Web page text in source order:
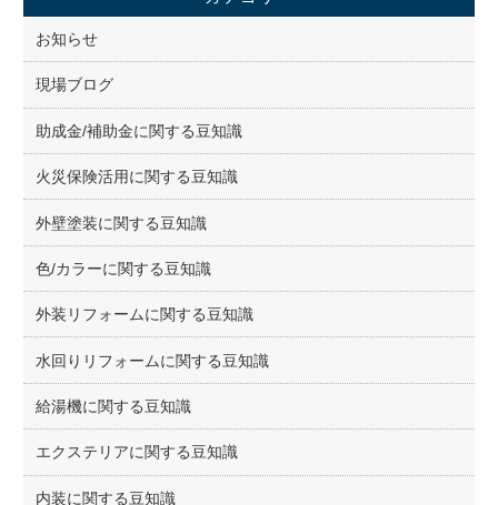
o
k
お知らせ
現場ブログ
助成金/補助金に関する豆知識
火災保険活用に関する豆知識
外壁塗装に関する豆知識
色/カラーに関する豆知識
外装リフォームに関する豆知識
水回りリフォームに関する豆知識
給湯機に関する豆知識
エクステリアに関する豆知識
内装に関する豆知識